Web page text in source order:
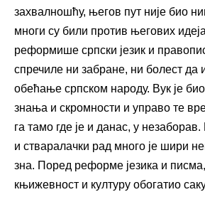
захвалношћу, његов пут није био
многи су били против његових
реформише српски језик и
спречиле ни забране, ни болест да
обећање српском народу. Вук је
знања и скромности и управо те
га тамо где је и данас, у
и стваралачки рад много је шири
зна. Поред реформе језика и писма,
књижевност и културу обогатио